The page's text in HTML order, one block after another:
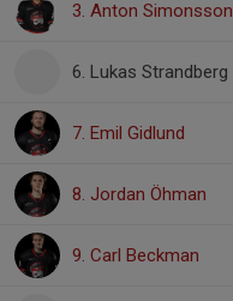
3. Anton Simonsson
6. Lukas Strandberg
7. Emil Gidlund
8. Jordan Öhman
9. Carl Beckman